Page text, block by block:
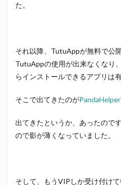
た。
それ以降、TutuAppが無料で公
TutuAppの使用が出来なくなり
らインストールできるアプリは
そこで出てきたのがPandaHelper
出てきたというか、あったので
ので影が薄くなっていました。
そして、もうVIPしか受け付け